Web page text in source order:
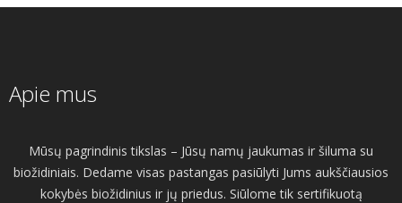
Apie mus
Mūsų pagrindinis tikslas – Jūsų namų jaukumas ir šiluma su
biožidiniais. Dedame visas pastangas pasiūlyti Jums aukščiausios
kokybės biožidinius ir jų priedus. Siūlome tik sertifikuotą